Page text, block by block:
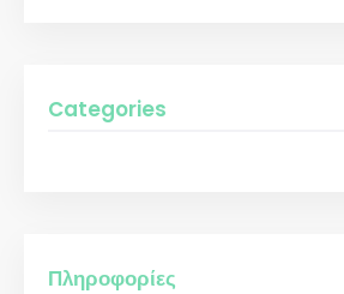
Categories
Πληροφορίες